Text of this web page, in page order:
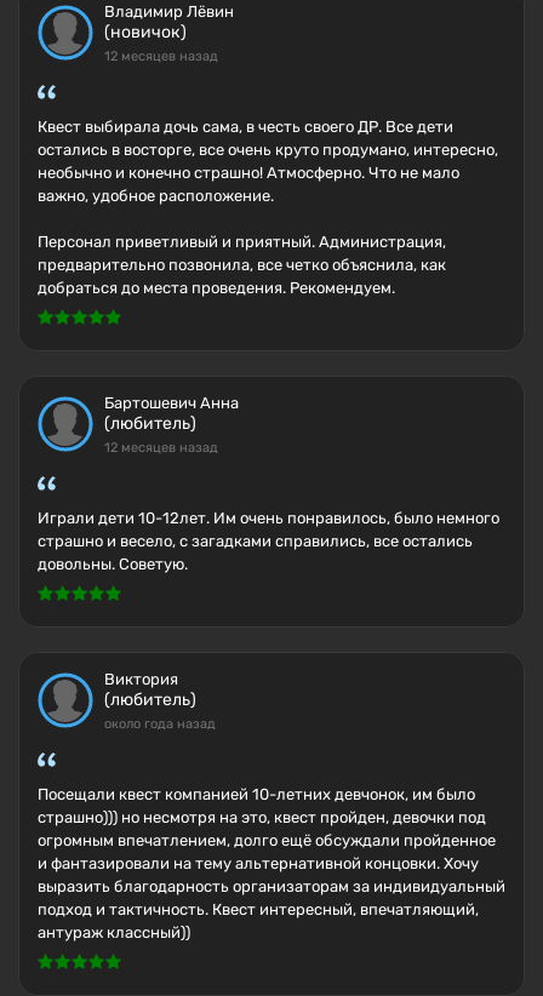
Владимир Лёвин
(новичок)
12 месяцев назад
Квест выбирала дочь сама, в честь своего ДР. Все дети
остались в восторге, все очень круто продумано, интересно,
необычно и конечно страшно! Атмосферно. Что не мало
важно, удобное расположение.
Персонал приветливый и приятный. Администрация,
предварительно позвонила, все четко объяснила, как
добраться до места проведения. Рекомендуем.
Бартошевич Анна
(любитель)
12 месяцев назад
Играли дети 10-12лет. Им очень понравилось, было немного
страшно и весело, с загадками справились, все остались
довольны. Советую.
Виктория
(любитель)
около года назад
Посещали квест компанией 10-летних девчонок, им было
страшно))) но несмотря на это, квест пройден, девочки под
огромным впечатлением, долго ещё обсуждали пройденное
и фантазировали на тему альтернативной концовки. Хочу
выразить благодарность организаторам за индивидуальный
подход и тактичность. Квест интересный, впечатляющий,
антураж классный))